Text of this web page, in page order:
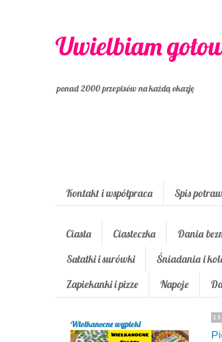
Uwielbiam
ponad 2000 przepisów na każdą okazję
Kontakt i współpraca Spis potraw
Ciasta Ciasteczka Dania
Sałatki i surówki
Śniadania i
Zapiekanki i pizze
Napoje
Wielkanocne wypieki